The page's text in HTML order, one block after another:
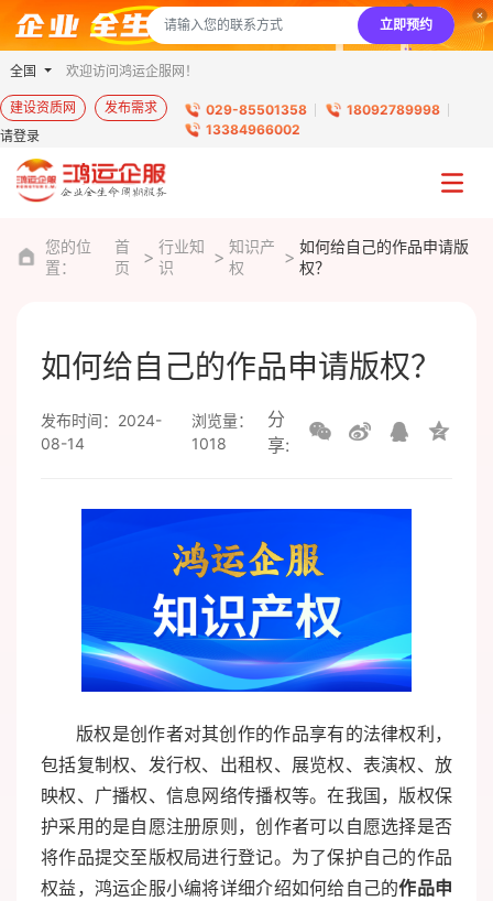
立即预约
全国 欢迎访问鸿运企服网！
建设资质网
发布需求
请登录
029-85501358
18092789998
13384966002
您的位
置：
首
页
行业知
识
知识产
权
如何给自己的作品申请版
权？
如何给自己的作品申请版权？
发布时间：2024-
08-14
浏览量：
1018
分
享:
版权是创作者对其创作的作品享有的法律权利，
包括复制权、发行权、出租权、展览权、表演权、放
映权、广播权、信息网络传播权等。在我国，版权保
护采用的是自愿注册原则，创作者可以自愿选择是否
将作品提交至版权局进行登记。为了保护自己的作品
权益，鸿运企服小编将详细介绍如何给自己的作品申